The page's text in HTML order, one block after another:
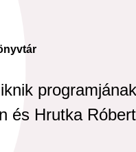
és Hrutka